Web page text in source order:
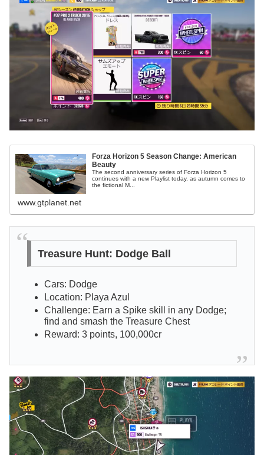
Forza Horizon 5 Season Change: American
Beauty
The second anniversary series of Forza Horizon 5
continues with a new Playlist today, as autumn comes to
the fictional M...
www.gtplanet.net
Treasure Hunt: Dodge Ball
Cars: Dodge
Location: Playa Azul
Challenge: Earn a Spike skill in any Dodge;
find and smash the Treasure Chest
Reward: 3 points, 100,000cr